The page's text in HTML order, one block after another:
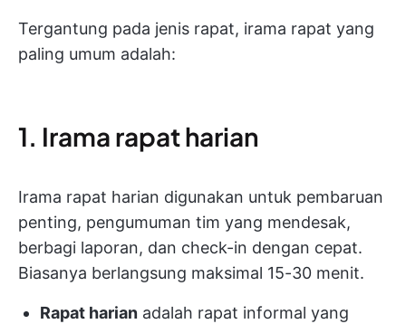
Tergantung pada jenis rapat, irama rapat yang
paling umum adalah:
1. Irama rapat harian
Irama rapat harian digunakan untuk pembaruan
penting, pengumuman tim yang mendesak,
berbagi laporan, dan check-in dengan cepat.
Biasanya berlangsung maksimal 15-30 menit.
Rapat harian adalah rapat informal yang